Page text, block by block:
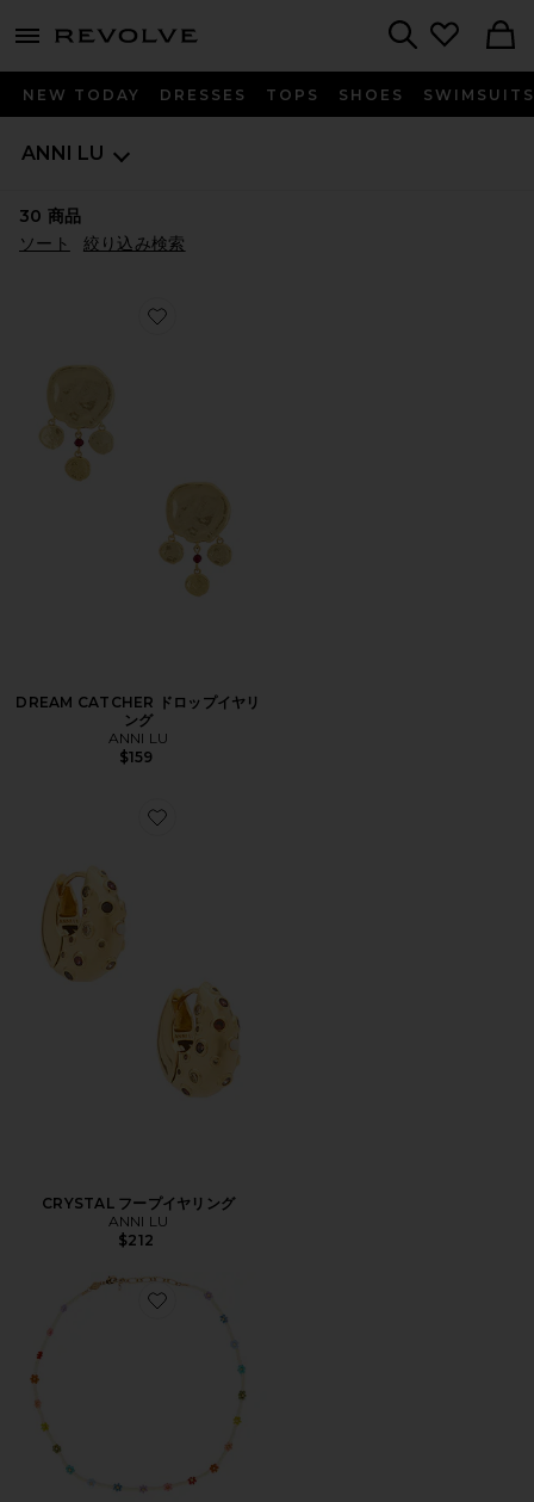
menu - shows more content
NEW TODAY DRESSES TOPS SHOES SWIMSUITS
ANNI LU
30 商品
ソート
絞り込み検索
Favorite DREAM CATCHER ドロップイヤリング
DREAM CATCHER ドロップイヤリ
ング
ANNI LU
$159
Favorite CRYSTAL フープイヤリング
CRYSTAL フープイヤリング
ANNI LU
$212
Favorite FLOWER ネックレス